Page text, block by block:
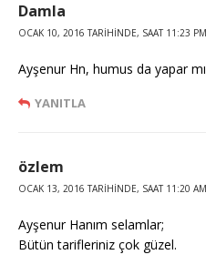
Damla
OCAK 10, 2016 TARIHINDE, SAAT 11:23 PM
Ayşenur Hn, humus da yapar
YANITLA
özlem
OCAK 13, 2016 TARIHINDE, SAAT 11:20 AM
Ayşenur Hanım selamlar;
Bütün tarifleriniz çok güzel.